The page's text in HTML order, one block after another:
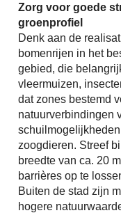
Zorg voor goede
groenprofiel
Denk aan de
bomenrijen in het
gebied, die
vleermuizen,
dat zones bestemd
natuurverbindingen
zoogdieren. Streef
breedte van ca. 20
barrières op te
Buiten de stad zijn
hogere